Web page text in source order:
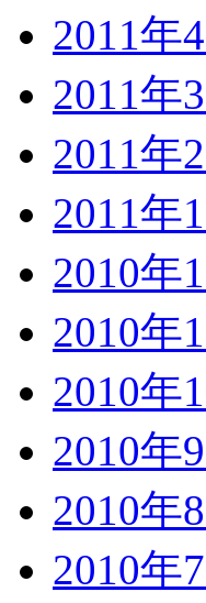
2011年
2011年
2011年
2011年
2010年
2010年
2010年
2010年
2010年
2010年